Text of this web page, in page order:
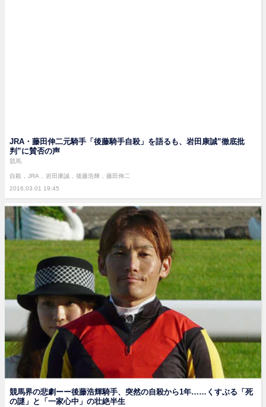
JRA・藤田伸二元騎手「後藤騎手自殺」を語るも、岩田康誠”徹底批
判”に賛否の声
2016.03.01 19:45
競馬
自殺 JRA 岩田康誠 後藤浩輝 藤田伸二
競馬界の悲劇ーー後藤浩輝騎手、突然の自殺から1年……くすぶる「死
の謎」と「一家心中」の壮絶半生